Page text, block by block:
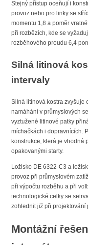
Stejný přístup oceňují i
provoz nebo pro linky se
momentu 1,8 a poměr
při rozbězích, kde se
rozběhového proudu 6,4
Silná litinová
intervaly
Silná litinová kostra zvyšuje
namáhání v průmyslových
vyztužené litinové patky
míchačkách i dopravnících.
konstrukce, která je vhodná
opakovanými starty.
Ložisko DE 6322-C3 a
provoz při průmyslovém
při výpočtu rozběhu a při
technologické celky se
zohlednit již při projektování
Montážní